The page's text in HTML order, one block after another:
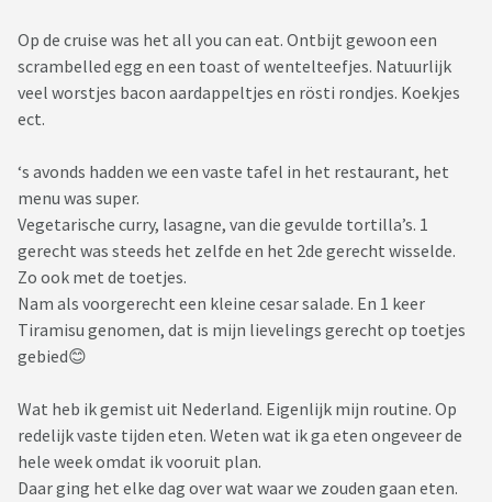
Op de cruise was het all you can eat. Ontbijt gewoon een
scrambelled egg en een toast of wentelteefjes. Natuurlijk
veel worstjes bacon aardappeltjes en rösti rondjes. Koekjes
ect.
‘s avonds hadden we een vaste tafel in het restaurant, het
menu was super.
Vegetarische curry, lasagne, van die gevulde tortilla’s. 1
gerecht was steeds het zelfde en het 2de gerecht wisselde.
Zo ook met de toetjes.
Nam als voorgerecht een kleine cesar salade. En 1 keer
Tiramisu genomen, dat is mijn lievelings gerecht op toetjes
gebied😊
Wat heb ik gemist uit Nederland. Eigenlijk mijn routine. Op
redelijk vaste tijden eten. Weten wat ik ga eten ongeveer de
hele week omdat ik vooruit plan.
Daar ging het elke dag over wat waar we zouden gaan eten.